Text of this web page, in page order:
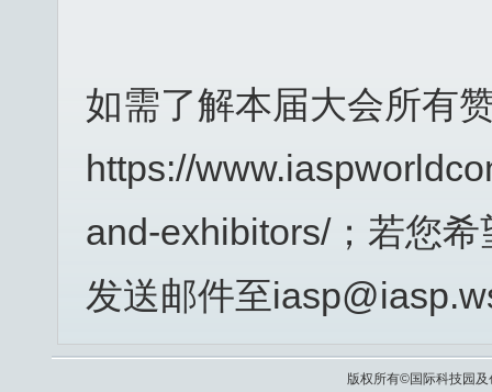
如需了解本届大会所有
https://
and-exhibitors/；若您
发送邮件至
版权所有©国际科技园